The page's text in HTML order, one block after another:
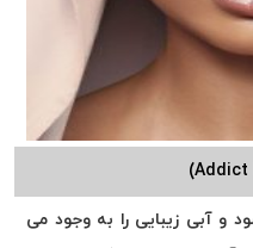
و آبی زیبایی را به وجود می